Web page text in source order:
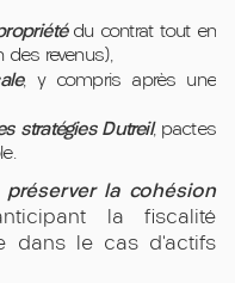
du contrat tout en
des revenus),
, y compris après une
stratégies Dutreil, pactes
préserver la cohésion
la fiscalité
dans le cas d’actifs